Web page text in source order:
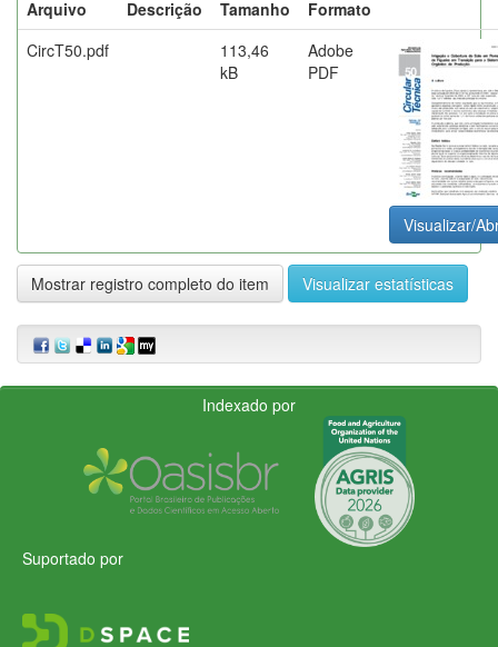
Arquivo
Descrição Tamanho
Formato
CircT50.pdf
113,46
kB
Adobe
PDF
Visualizar/
Mostrar registro completo do item Visualizar estatísticas
Indexado por
Suportado por